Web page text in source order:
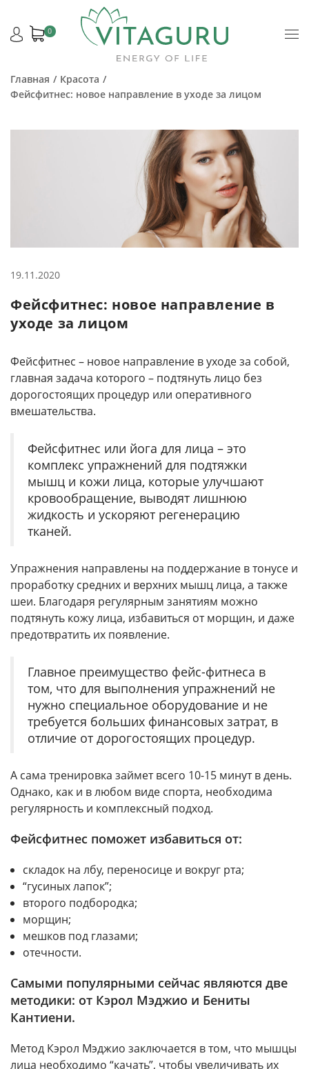
0
Главная
Красота
Фейсфитнес: новое направление в уходе за лицом
19.11.2020
Фейсфитнес: новое направление в
уходе за лицом
Фейсфитнес – новое направление в уходе за собой,
главная задача которого – подтянуть лицо без
дорогостоящих процедур или оперативного
вмешательства.
Фейсфитнес или йога для лица – это
комплекс упражнений для подтяжки
мышц и кожи лица, которые улучшают
кровообращение, выводят лишнюю
жидкость и ускоряют регенерацию
тканей.
Упражнения направлены на поддержание в тонусе и
проработку средних и верхних мышц лица, а также
шеи. Благодаря регулярным занятиям можно
подтянуть кожу лица, избавиться от морщин, и даже
предотвратить их появление.
Главное преимущество фейс-фитнеса в
том, что для выполнения упражнений не
нужно специальное оборудование и не
требуется больших финансовых затрат, в
отличие от дорогостоящих процедур.
А сама тренировка займет всего 10-15 минут в день.
Однако, как и в любом виде спорта, необходима
регулярность и комплексный подход.
Фейсфитнес поможет избавиться от:
складок на лбу, переносице и вокруг рта;
“гусиных лапок”;
второго подбородка;
морщин;
мешков под глазами;
отечности.
Самыми популярными сейчас являются две
методики: от Кэрол Мэджио и Бениты
Кантиени.
Метод Кэрол Мэджио заключается в том, что мышцы
лица необходимо “качать”, чтобы увеличивать их